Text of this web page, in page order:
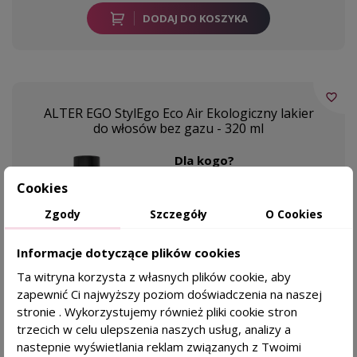
DODAJ DO KOSZYKA
ALTER EGO StylEgo Eco Air Ekologiczny lakier
do włosów bez gazu - 320 ml
KAŻDY RODZAJ SKÓRY
Dla kogo?
53,99 zł
DODAJ DO KOSZYKA
favorite_border
Cookies
Zgody Szczegóły O Cookies
Informacje dotyczące plików cookies
Ta witryna korzysta z własnych plików cookie, aby
zapewnić Ci najwyższy poziom doświadczenia na naszej
stronie . Wykorzystujemy również pliki cookie stron
trzecich w celu ulepszenia naszych usług, analizy a
nastepnie wyświetlania reklam związanych z Twoimi